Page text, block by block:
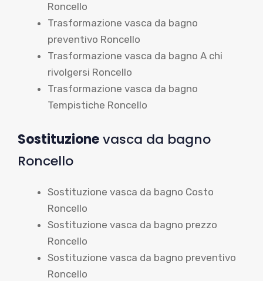
Roncello
Trasformazione vasca da bagno
preventivo Roncello
Trasformazione vasca da bagno A chi
rivolgersi Roncello
Trasformazione vasca da bagno
Tempistiche Roncello
Sostituzionevasca da bagno
Roncello
Sostituzione vasca da bagno Costo
Roncello
Sostituzione vasca da bagno prezzo
Roncello
Sostituzione vasca da bagno preventivo
Roncello